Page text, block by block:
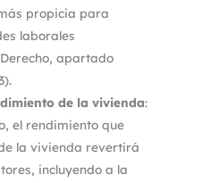
propicia para
laborales
apartado
de la vivienda:
el rendimiento que
la vivienda revertirá
incluyendo a la